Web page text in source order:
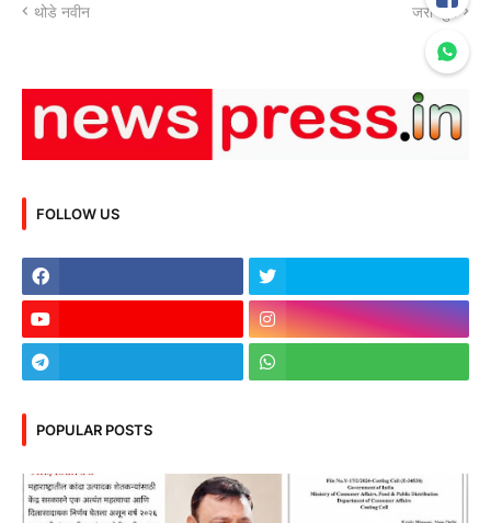
थोडे नवीन जरा जुने
FOLLOW US
POPULAR POSTS